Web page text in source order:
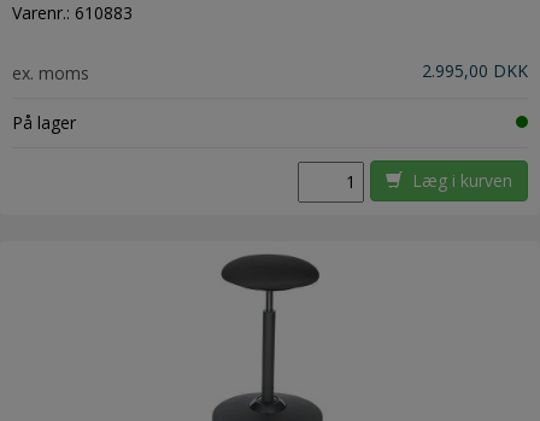
Varenr.: 610883
ex. moms 2.995,00 DKK
På lager
Læg i kurven